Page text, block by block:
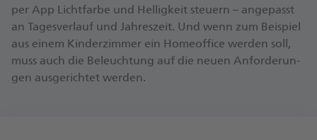
per App Licht­far­be und Hel­lig­keit steu­ern – an­ge­passt
an Ta­ges­ver­lauf und Jah­res­zeit. Und wenn zum Bei­spiel
aus einem Kin­der­zim­mer ein Home­of­fice wer­den soll,
muss auch die Be­leuch­tung auf die neuen An­for­de­run­
gen aus­ge­rich­tet wer­den.